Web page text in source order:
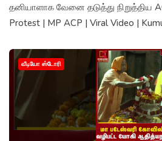
தனியாளாக வேனை தடுத்து நிறுத்திய
Protest | MP ACP | Viral Video |
வீடியோ ஸ்டோரி